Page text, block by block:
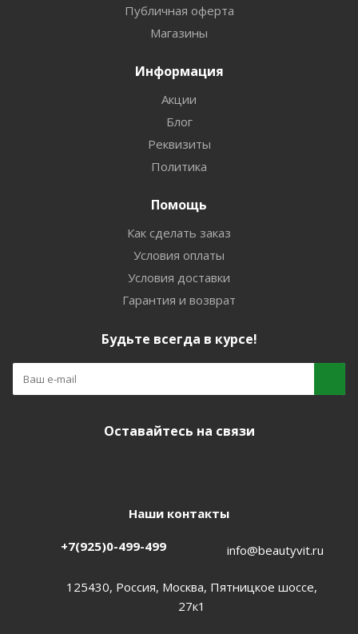
Публичная оферта
Магазины
Информация
Акции
Блог
Реквизиты
Политика
Помощь
Как сделать заказ
Условия оплаты
Условия доставки
Гарантия и возврат
Будьте всегда в курсе!
Оставайтесь на связи
Наши контакты
+7(925)0-499-499 info@beautyvit.ru
125430, Россия, Москва, Пятницкое шоссе,
27к1